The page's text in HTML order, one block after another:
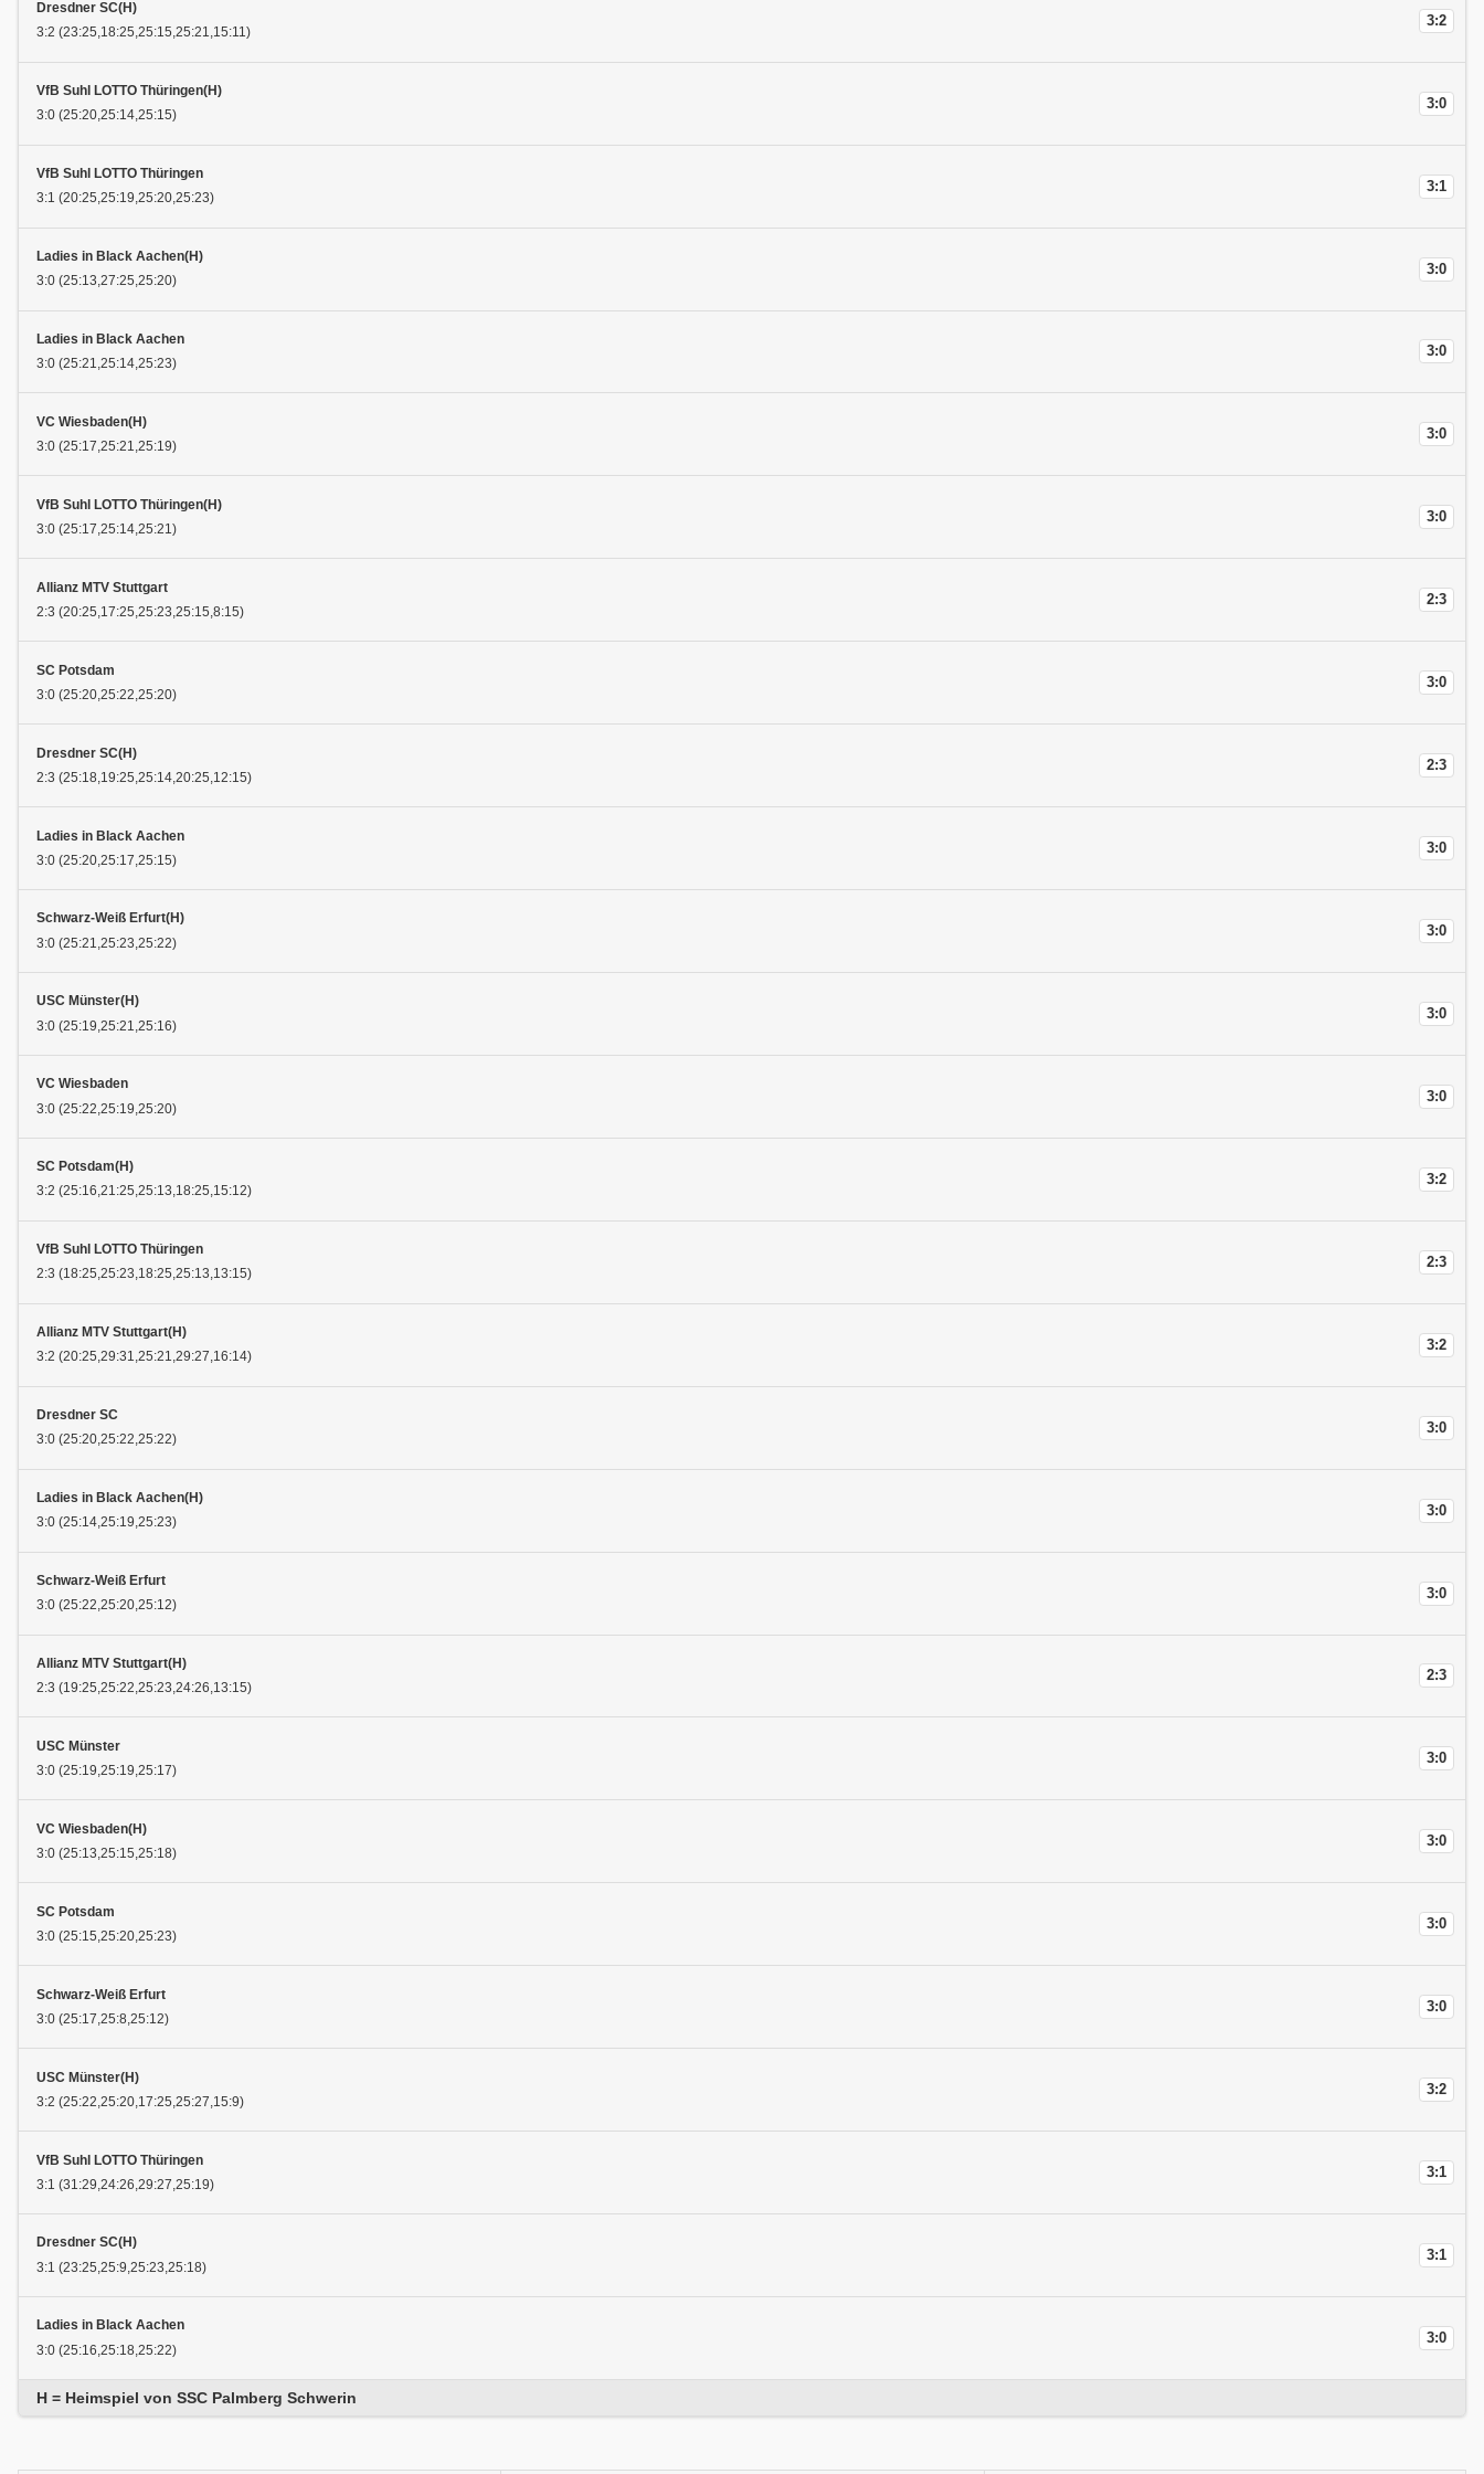
Dresdner SC(H)
3:2
3:2 (23:25,18:25,25:15,25:21,15:11)
VfB Suhl LOTTO Thüringen(H)
3:0
3:0 (25:20,25:14,25:15)
VfB Suhl LOTTO Thüringen
3:1
3:1 (20:25,25:19,25:20,25:23)
Ladies in Black Aachen(H)
3:0
3:0 (25:13,27:25,25:20)
Ladies in Black Aachen
3:0
3:0 (25:21,25:14,25:23)
VC Wiesbaden(H)
3:0
3:0 (25:17,25:21,25:19)
VfB Suhl LOTTO Thüringen(H)
3:0
3:0 (25:17,25:14,25:21)
Allianz MTV Stuttgart
2:3
2:3 (20:25,17:25,25:23,25:15,8:15)
SC Potsdam
3:0
3:0 (25:20,25:22,25:20)
Dresdner SC(H)
2:3
2:3 (25:18,19:25,25:14,20:25,12:15)
Ladies in Black Aachen
3:0
3:0 (25:20,25:17,25:15)
Schwarz-Weiß Erfurt(H)
3:0
3:0 (25:21,25:23,25:22)
USC Münster(H)
3:0
3:0 (25:19,25:21,25:16)
VC Wiesbaden
3:0
3:0 (25:22,25:19,25:20)
SC Potsdam(H)
3:2
3:2 (25:16,21:25,25:13,18:25,15:12)
VfB Suhl LOTTO Thüringen
2:3
2:3 (18:25,25:23,18:25,25:13,13:15)
Allianz MTV Stuttgart(H)
3:2
3:2 (20:25,29:31,25:21,29:27,16:14)
Dresdner SC
3:0
3:0 (25:20,25:22,25:22)
Ladies in Black Aachen(H)
3:0
3:0 (25:14,25:19,25:23)
Schwarz-Weiß Erfurt
3:0
3:0 (25:22,25:20,25:12)
Allianz MTV Stuttgart(H)
2:3
2:3 (19:25,25:22,25:23,24:26,13:15)
USC Münster
3:0
3:0 (25:19,25:19,25:17)
VC Wiesbaden(H)
3:0
3:0 (25:13,25:15,25:18)
SC Potsdam
3:0
3:0 (25:15,25:20,25:23)
Schwarz-Weiß Erfurt
3:0
3:0 (25:17,25:8,25:12)
USC Münster(H)
3:2
3:2 (25:22,25:20,17:25,25:27,15:9)
VfB Suhl LOTTO Thüringen
3:1
3:1 (31:29,24:26,29:27,25:19)
Dresdner SC(H)
3:1
3:1 (23:25,25:9,25:23,25:18)
Ladies in Black Aachen
3:0
3:0 (25:16,25:18,25:22)
H = Heimspiel von SSC Palmberg Schwerin